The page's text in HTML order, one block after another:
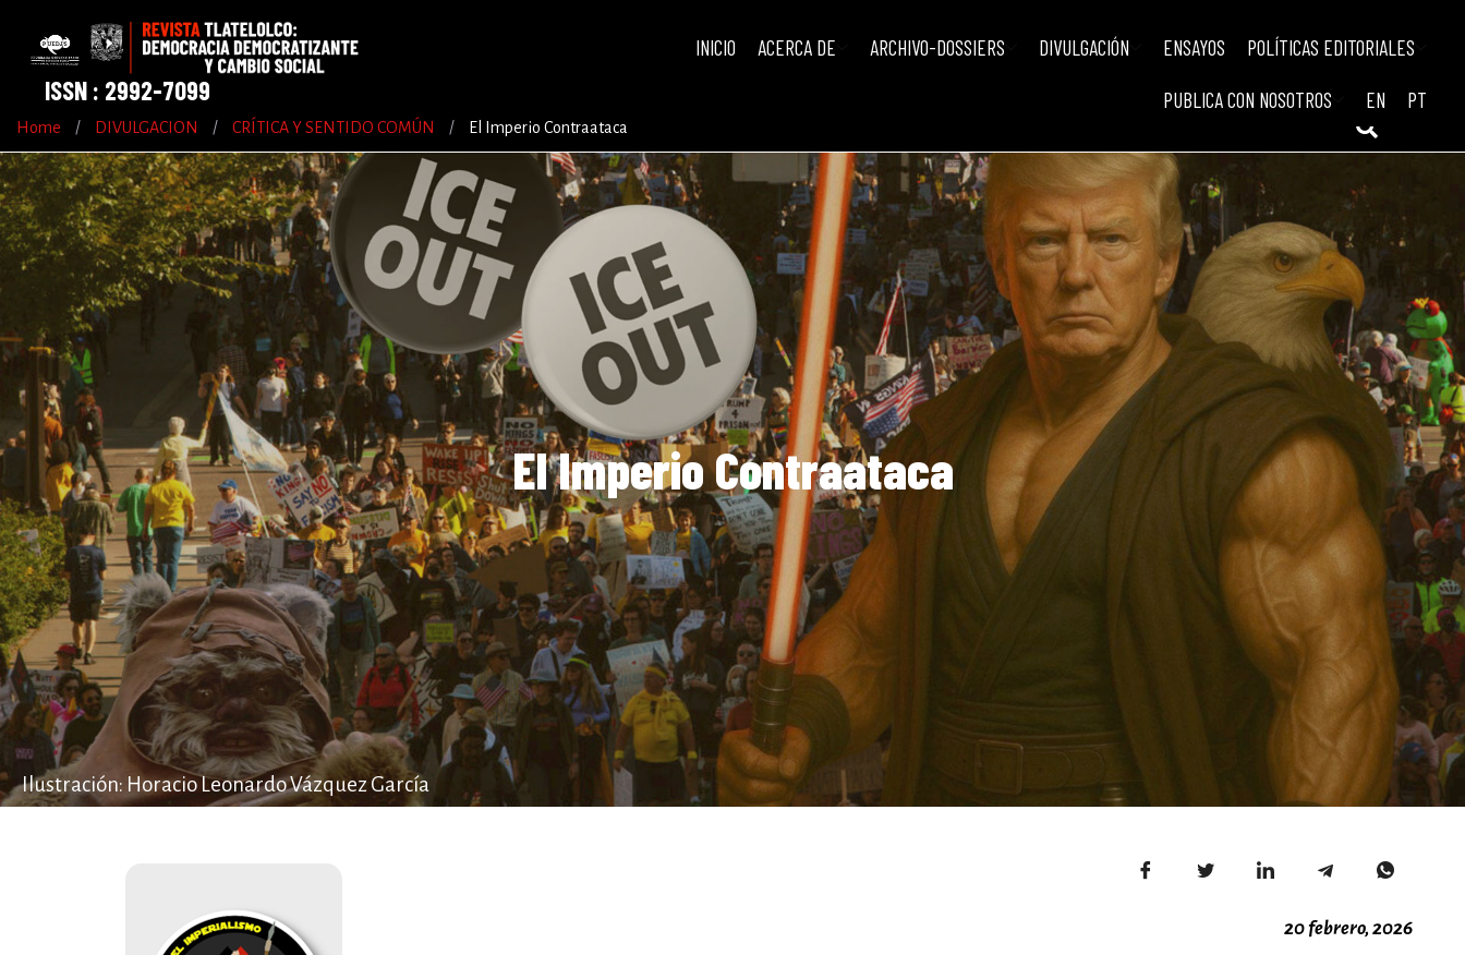
ISSN : 2992-7099
INICIO ACERCA DE ARCHIVO-DOSSIERS DIVULGACIÓN ENSAYOS POLÍTICAS EDITORIALES
PUBLICA CON NOSOTROS EN PT
Home / DIVULGACION / CRÍTICA Y SENTIDO COMÚN / El Imperio Contraataca
El Imperio Contraataca
Ilustración: Horacio Leonardo Vázquez García
20 febrero, 2026